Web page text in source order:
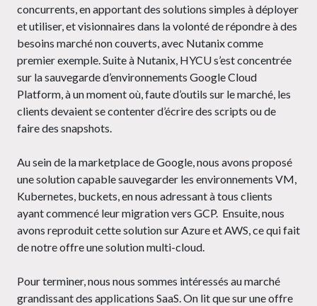
concurrents, en apportant des solutions simples à déployer
et utiliser, et visionnaires dans la volonté de répondre à des
besoins marché non couverts, avec Nutanix comme
premier exemple. Suite à Nutanix, HYCU s’est concentrée
sur la sauvegarde d’environnements Google Cloud
Platform, à un moment où, faute d’outils sur le marché, les
clients devaient se contenter d’écrire des scripts ou de
faire des snapshots.
Au sein de la marketplace de Google, nous avons proposé
une solution capable sauvegarder les environnements VM,
Kubernetes, buckets, en nous adressant à tous clients
ayant commencé leur migration vers GCP. Ensuite, nous
avons reproduit cette solution sur Azure et AWS, ce qui fait
de notre offre une solution multi-cloud.
Pour terminer, nous nous sommes intéressés au marché
grandissant des applications SaaS. On lit que sur une offre